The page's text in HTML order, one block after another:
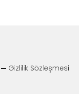
Gizlilik Sözleşmesi